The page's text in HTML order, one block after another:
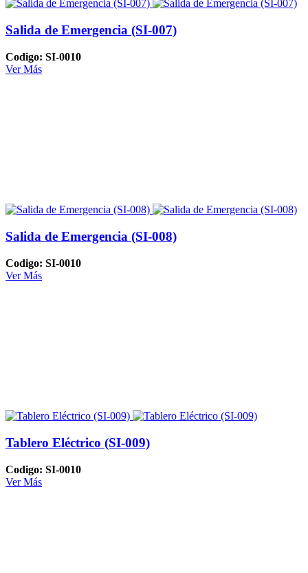
Salida de Emergencia (SI-007)
Codigo: SI-0010
Ver Más
Salida de Emergencia (SI-008)
Codigo: SI-0010
Ver Más
Tablero Eléctrico (SI-009)
Codigo: SI-0010
Ver Más